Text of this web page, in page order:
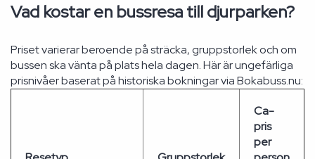
Vad kostar en bussresa till djurparken?
Priset varierar beroende på sträcka, gruppstorlek och om
bussen ska vänta på plats hela dagen. Här är ungefärliga
prisnivåer baserat på historiska bokningar via Bokabuss.nu:
Ca-
pris
per